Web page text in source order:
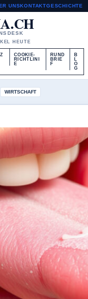
UNSKONTAKTGESCHICHTE
HEUTE
COOKIE-
RICHTLINI
E
RUND
BRIE
F
B
L
O
G
WIRTSCHAFT